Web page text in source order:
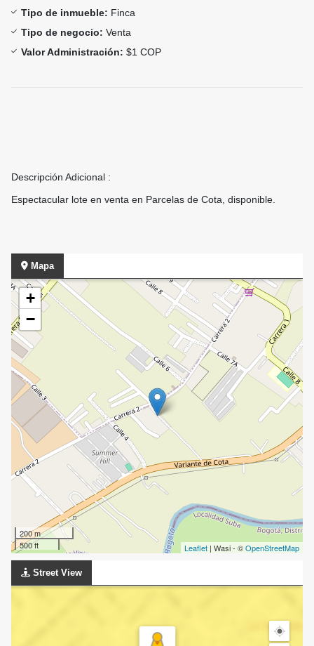
Tipo de inmueble: Finca
Tipo de negocio: Venta
Valor Administración: $1 COP
Descripción Adicional :
Espectacular lote en venta en Parcelas de Cota, disponible.
Mapa
+
−
200 m
500 ft
Leaflet | Wasi - ©OpenStreetMap
Street View